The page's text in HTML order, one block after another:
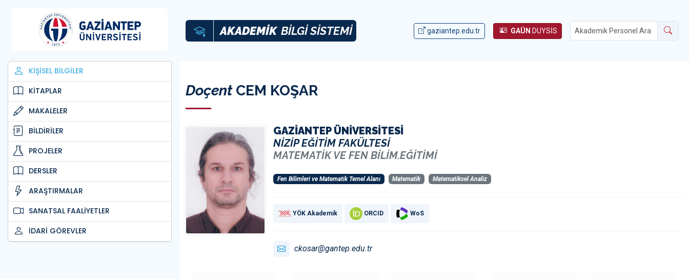
KİŞİSEL BİLGİLER
KİTAPLAR
MAKALELER
BİLDİRİLER
PROJELER
DERSLER
ARAŞTIRMALAR
SANATSAL FAALİYETLER
İDARİ GÖREVLER
AKADEMİK BİLGİ SİSTEMİ gaziantep.edu.tr GAÜN DUYSİS
DoçentCEM KOŞAR
GAZİANTEP ÜNİVERSİTESİ
NİZİP EĞİTİM FAKÜLTESİ
MATEMATİK VE FEN BİLİM.EĞİTİMİ
Fen Bilimleri ve Matematik Temel Alanı Matematik Matematiksel Analiz
YÖK Akademik ORCID WoS
ckosar@gantep.edu.tr